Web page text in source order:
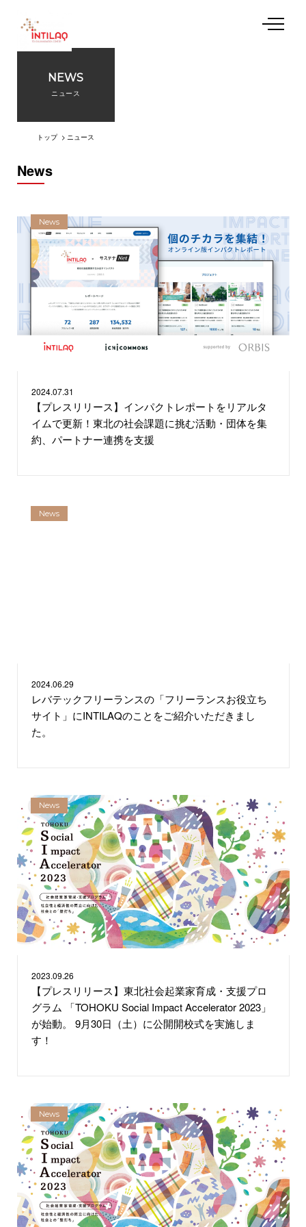
イベント
アクセス
お問い合わせ
NEWS
ニュース
トップ ニュース
News
2024.07.31
【プレスリリース】インパクトレポートをリアルタ
イムで更新！東北の社会課題に挑む活動・団体を集
約、パートナー連携を支援
News
2024.06.29
レバテックフリーランスの「フリーランスお役立ち
サイト」にINTILAQのことをご紹介いただきまし
た。
News
2023.09.26
【プレスリリース】東北社会起業家育成・支援プロ
グラム 「TOHOKU Social Impact Accelerator 2023」
が始動。 9月30日（土）に公開開校式を実施しま
す！
News
News